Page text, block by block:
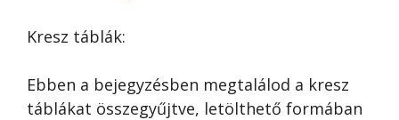
Kresz táblák:
Ebben a bejegyzésben megtalálod a kresz
táblákat összegyűjtve, letölthető formában